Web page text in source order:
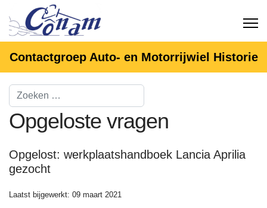
Contactgroep Auto- en Motorrijwiel Historie
Opgeloste vragen
Opgelost: werkplaatshandboek Lancia Aprilia
gezocht
Laatst bijgewerkt: 09 maart 2021